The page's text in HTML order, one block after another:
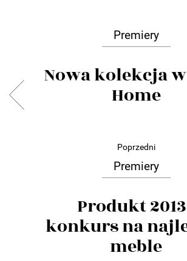
Premiery
Nowa kolekcja
Home
Poprzedni
Premiery
Produkt
konkurs na
meble